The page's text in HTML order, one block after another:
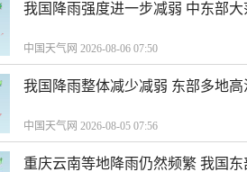
我国降雨强度进一步减弱 中东部
中国天气网 2026-08-06 07:50
我国降雨整体减少减弱 东部多地
中国天气网 2026-08-05 07:56
重庆云南等地降雨仍然频繁 我国